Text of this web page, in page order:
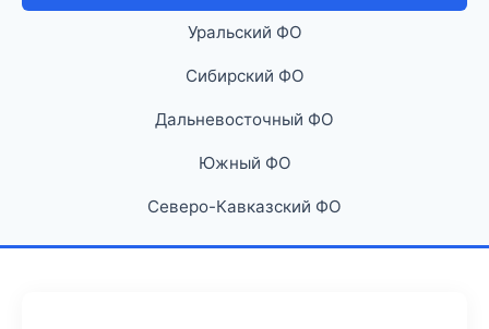
Уральский ФО
Сибирский ФО
Дальневосточный ФО
Южный ФО
Северо-Кавказский ФО